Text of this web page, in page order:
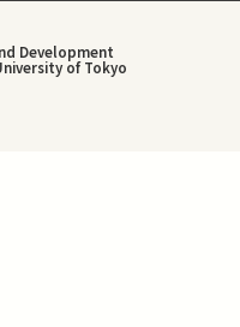
Development
of Tokyo